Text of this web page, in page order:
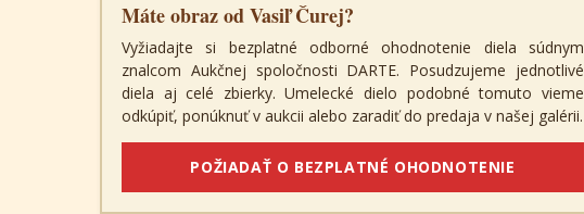
Máte obraz od Vasiľ Čurej?
Vyžiadajte si bezplatné odborné ohodnotenie diela súdnym
znalcom Aukčnej spoločnosti DARTE. Posudzujeme jednotlivé
diela aj celé zbierky. Umelecké dielo podobné tomuto vieme
odkúpiť, ponúknuť v aukcii alebo zaradiť do predaja v našej galérii.
POŽIADAŤ O BEZPLATNÉ OHODNOTENIE